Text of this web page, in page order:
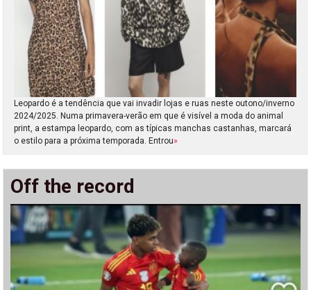
Leopardo é a tendência que vai invadir lojas e ruas neste outono/inverno
2024/2025. Numa primavera-verão em que é visível a moda do animal
print, a estampa leopardo, com as típicas manchas castanhas, marcará
o estilo para a próxima temporada. Entrou»
Off the record